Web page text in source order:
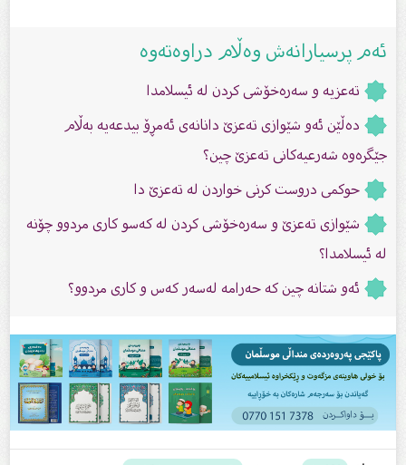
ئەم پرسیارانەش وەڵام دراوەتەوە
تەعزیە و سەرەخۆشی کردن لە ئیسلامدا
دەڵێن ئەو شێوازى تەعزێ دانانەى ئەمڕۆ بیدعەیە بەڵام
جێگرەوە شەرعیەكانى تەعزێ چین؟
حوکمی دروست کرنی خواردن لە تەعزێ دا
شێوازى تەعزێ و سەرەخۆشى کردن لە کەسو کارى مردوو چۆنە
لە ئیسلامدا؟
ئەو شتانە چین کە حەرامە لەسەر كەس و كاری مردوو؟